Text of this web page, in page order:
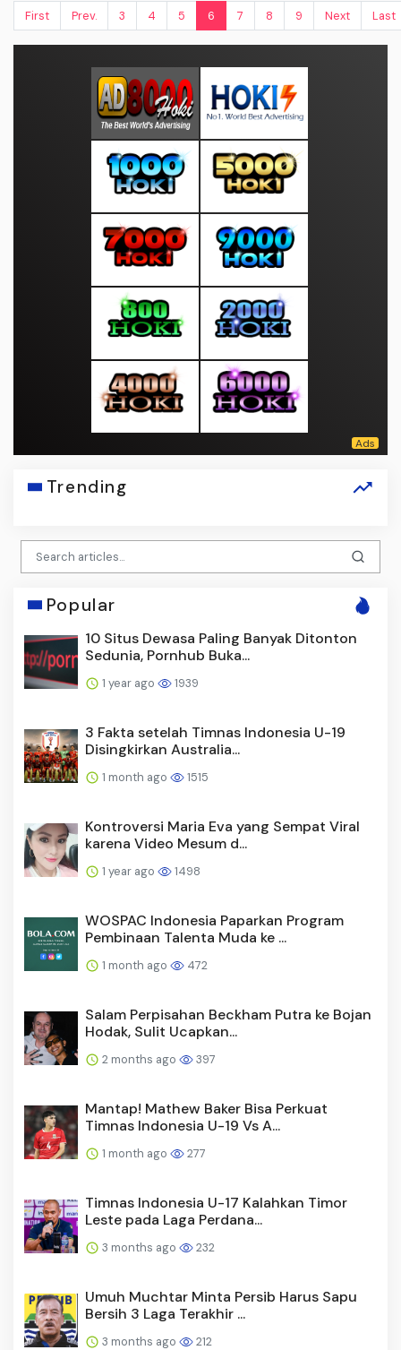
First
Prev. 3 4 5 6 7 8 9 Next Last
Trending
Popular
10 Situs Dewasa Paling Banyak Ditonton
Sedunia, Pornhub Buka...
1 year ago 1939
3 Fakta setelah Timnas Indonesia U-19
Disingkirkan Australia...
1 month ago 1515
Kontroversi Maria Eva yang Sempat Viral
karena Video Mesum d...
1 year ago 1498
WOSPAC Indonesia Paparkan Program
Pembinaan Talenta Muda ke ...
1 month ago 472
Salam Perpisahan Beckham Putra ke Bojan
Hodak, Sulit Ucapkan...
2 months ago 397
Mantap! Mathew Baker Bisa Perkuat
Timnas Indonesia U-19 Vs A...
1 month ago 277
Timnas Indonesia U-17 Kalahkan Timor
Leste pada Laga Perdana...
3 months ago 232
Umuh Muchtar Minta Persib Harus Sapu
Bersih 3 Laga Terakhir ...
3 months ago 212